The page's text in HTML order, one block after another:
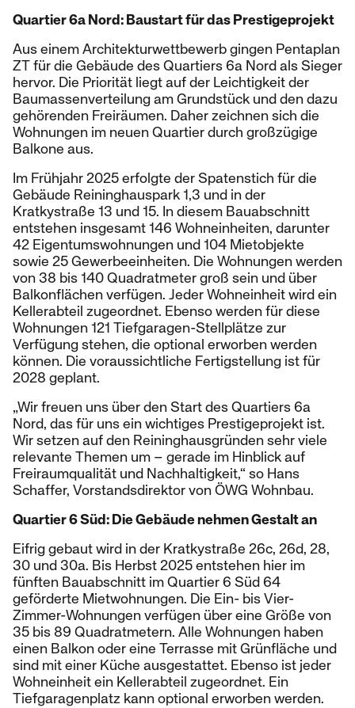
Quartier 6a Nord: Baustart für das Prestigeprojekt
Aus einem Architekturwettbewerb gingen Pentaplan
ZT für die Gebäude des Quartiers 6a Nord als Sieger
hervor. Die Priorität liegt auf der Leichtigkeit der
Baumassenverteilung am Grundstück und den dazu
gehörenden Freiräumen. Daher zeichnen sich die
Wohnungen im neuen Quartier durch großzügige
Balkone aus.
Im Frühjahr 2025 erfolgte der Spatenstich für die
Gebäude Reininghauspark 1,3 und in der
Kratkystraße 13 und 15. In diesem Bauabschnitt
entstehen insgesamt 146 Wohneinheiten, darunter
42 Eigentumswohnungen und 104 Mietobjekte
sowie 25 Gewerbeeinheiten. Die Wohnungen werden
von 38 bis 140 Quadratmeter groß sein und über
Balkonflächen verfügen. Jeder Wohneinheit wird ein
Kellerabteil zugeordnet. Ebenso werden für diese
Wohnungen 121 Tiefgaragen-Stellplätze zur
Verfügung stehen, die optional erworben werden
können. Die voraussichtliche Fertigstellung ist für
2028 geplant.
„Wir freuen uns über den Start des Quartiers 6a
Nord, das für uns ein wichtiges Prestigeprojekt ist.
Wir setzen auf den Reininghausgründen sehr viele
relevante Themen um – gerade im Hinblick auf
Freiraumqualität und Nachhaltigkeit,“ so Hans
Schaffer, Vorstandsdirektor von ÖWG Wohnbau.
Quartier 6 Süd: Die Gebäude nehmen Gestalt an
Eifrig gebaut wird in der Kratkystraße 26c, 26d, 28,
30 und 30a. Bis Herbst 2025 entstehen hier im
fünften Bauabschnitt im Quartier 6 Süd 64
geförderte Mietwohnungen. Die Ein- bis Vier-
Zimmer-Wohnungen verfügen über eine Größe von
35 bis 89 Quadratmetern. Alle Wohnungen haben
einen Balkon oder eine Terrasse mit Grünfläche und
sind mit einer Küche ausgestattet. Ebenso ist jeder
Wohneinheit ein Kellerabteil zugeordnet. Ein
Tiefgaragenplatz kann optional erworben werden.